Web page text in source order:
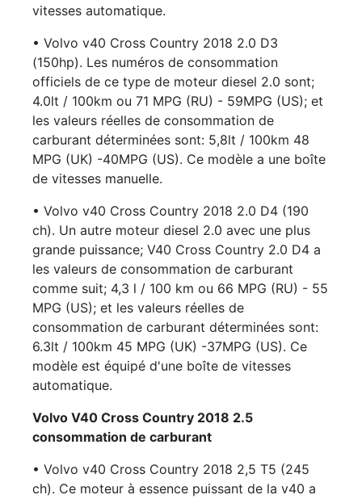
vitesses automatique.
• Volvo v40 Cross Country 2018 2.0 D3
(150hp). Les numéros de consommation
officiels de ce type de moteur diesel 2.0 sont;
4.0lt / 100km ou 71 MPG (RU) - 59MPG (US); et
les valeurs réelles de consommation de
carburant déterminées sont: 5,8lt / 100km 48
MPG (UK) -40MPG (US). Ce modèle a une boîte
de vitesses manuelle.
• Volvo v40 Cross Country 2018 2.0 D4 (190
ch). Un autre moteur diesel 2.0 avec une plus
grande puissance; V40 Cross Country 2.0 D4 a
les valeurs de consommation de carburant
comme suit; 4,3 l / 100 km ou 66 MPG (RU) - 55
MPG (US); et les valeurs réelles de
consommation de carburant déterminées sont:
6.3lt / 100km 45 MPG (UK) -37MPG (US). Ce
modèle est équipé d'une boîte de vitesses
automatique.
Volvo V40 Cross Country 2018 2.5
consommation de carburant
• Volvo v40 Cross Country 2018 2,5 T5 (245
ch). Ce moteur à essence puissant de la v40 a